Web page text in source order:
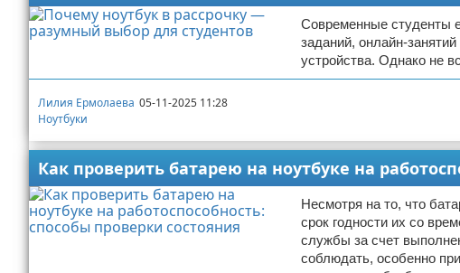
Современные студенты
заданий, онлайн-
устройства. Однако не
Лилия Ермолаева 05-11-2025 11:28
Ноутбуки
Как проверить батарею на ноутбуке на
Несмотря на то, что
срок годности их со
службы за счет
соблюдать, особенно